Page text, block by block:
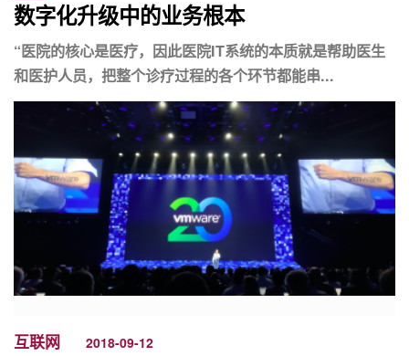
数字化升级中的业务根本
“医院的核心是医疗，因此医院IT系统的本质就是帮助医生
和医护人员，把整个诊疗过程的各个环节都能串...
互联网 2018-09-12